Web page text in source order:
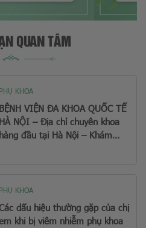
QUAN TÂM
PHỤ KHOA
BỆNH VIỆN ĐA KHOA QUỐC TẾ
HÀ NỘI – Địa chỉ chuyên khoa
hàng đầu tại Hà Nội – Khám
PHỤ KHOA
dấu hiệu thường gặp của chị
khi bị viêm nhiễm phụ khoa